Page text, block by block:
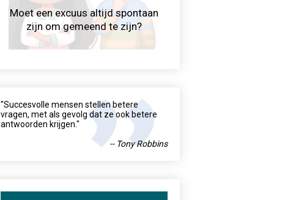
Moet een excuus altijd spontaan
zijn om gemeend te zijn?
"Succesvolle mensen stellen betere
vragen, met als gevolg dat ze ook betere
antwoorden krijgen."
-- Tony Robbins